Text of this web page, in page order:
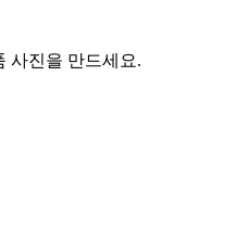
사진을 만드세요.